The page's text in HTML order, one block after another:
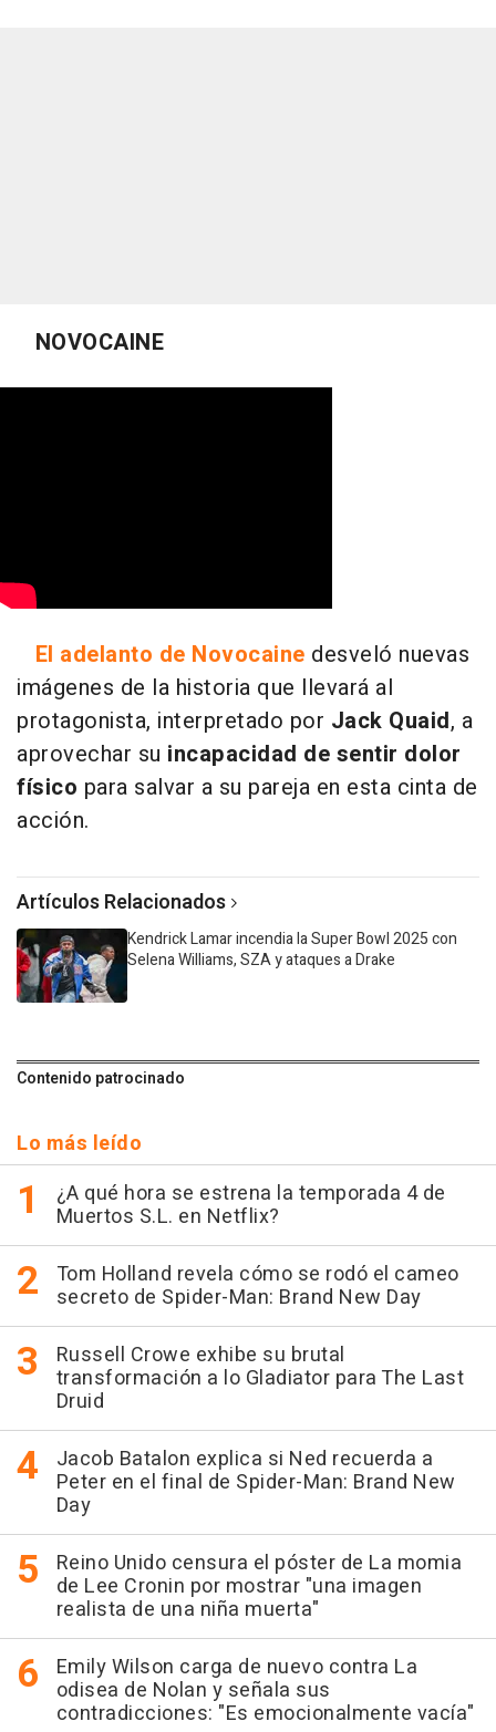
NOVOCAINE
El adelanto de Novocaine desveló nuevas
imágenes de la historia que llevará al
protagonista, interpretado por Jack Quaid, a
aprovechar su incapacidad de sentir dolor
físico para salvar a su pareja en esta cinta de
acción.
Artículos Relacionados
Kendrick Lamar incendia la Super Bowl 2025 con
Selena Williams, SZA y ataques a Drake
Contenido patrocinado
Lo más leído
¿A qué hora se estrena la temporada 4 de
Muertos S.L. en Netflix?
Tom Holland revela cómo se rodó el cameo
secreto de Spider-Man: Brand New Day
Russell Crowe exhibe su brutal
transformación a lo Gladiator para The Last
Druid
Jacob Batalon explica si Ned recuerda a
Peter en el final de Spider-Man: Brand New
Day
Reino Unido censura el póster de La momia
de Lee Cronin por mostrar "una imagen
realista de una niña muerta"
Emily Wilson carga de nuevo contra La
odisea de Nolan y señala sus
contradicciones: "Es emocionalmente vacía"